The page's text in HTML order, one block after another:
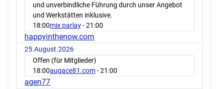
und unverbindliche Führung durch unser Angebot
und Werkstätten inklusive.
18:00mix parlay- 21:00
happyinthenow.com
25.August.2026
Offen (für Mitglieder)
18:00augace81.com- 21:00
agen77